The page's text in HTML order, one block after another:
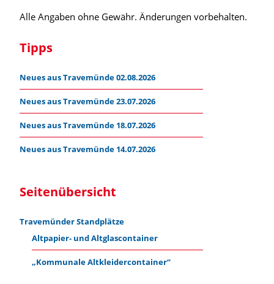
Alle Angaben ohne Gewähr. Änderungen vorbehalten.
Tipps
Neues aus Travemünde 02.08.2026
Neues aus Travemünde 23.07.2026
Neues aus Travemünde 18.07.2026
Neues aus Travemünde 14.07.2026
Seitenübersicht
Travemünder Standplätze
Altpapier- und Altglascontainer
„Kommunale Altkleidercontainer“